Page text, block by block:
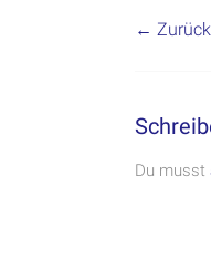
← Zurück
Du musst